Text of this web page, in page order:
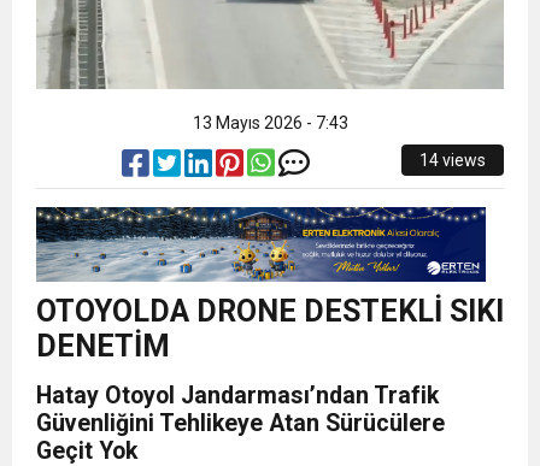
13 Mayıs 2026 - 7:43
14 views
OTOYOLDA DRONE DESTEKLİ SIKI
DENETİM
Hatay Otoyol Jandarması’ndan Trafik
Güvenliğini Tehlikeye Atan Sürücülere
Geçit Yok